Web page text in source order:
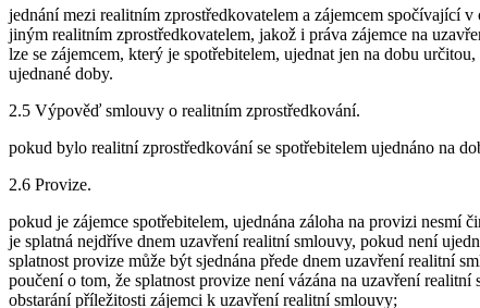
jednání mezi realitním zprostředkovatelem a zájemcem spočívající
jiným realitním zprostředkovatelem, jakož i práva zájemce na
lze se zájemcem, který je spotřebitelem, ujednat jen na dobu
ujednané doby.
2.5 Výpověď smlouvy o realitním zprostředkování.
­pokud bylo realitní zprostředkování se spotřebitelem ujednáno na
2.6 Provize.
pokud je zájemce spotřebitelem, ujednána záloha na provizi nesmí
je splatná nejdříve dnem uzavření realitní smlouvy, pokud není
splatnost provize může být sjednána přede dnem uzavření realitní
poučení o tom, že splatnost provize není vázána na uzavření
obstarání příležitosti zájemci k uzavření realitní smlouvy;